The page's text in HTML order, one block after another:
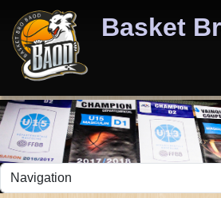
Basket
Panneau de gestion des cookies